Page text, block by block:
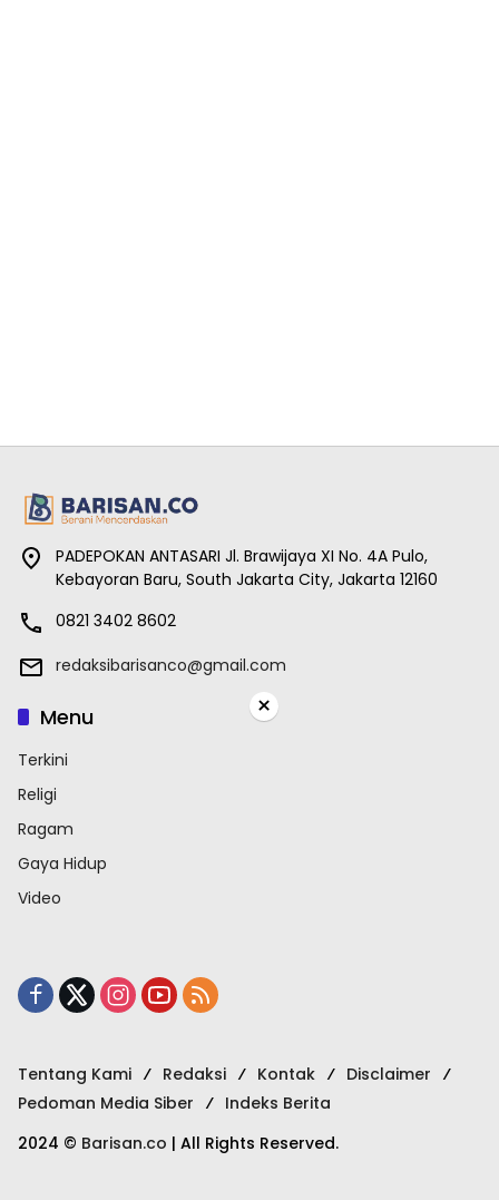
PADEPOKAN ANTASARI Jl. Brawijaya XI No. 4A Pulo,
Kebayoran Baru, South Jakarta City, Jakarta 12160
0821 3402 8602
redaksibarisanco@gmail.com
Menu
Terkini
Religi
Ragam
Gaya Hidup
Video
Tentang Kami Redaksi Kontak
Disclaimer
Pedoman Media Siber
Indeks Berita
2024 © Barisan.co | All Rights Reserved.
×